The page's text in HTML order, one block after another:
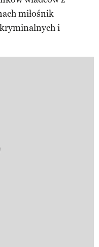
miłośnik
i